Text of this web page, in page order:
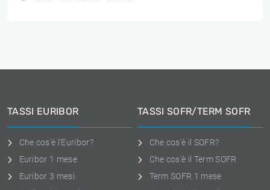
TASSI EURIBOR
Che cos'è l'Euribor?
Euribor 1 mese
Euribor 3 mesi
TASSI SOFR/TERM SOFR
Che cos'è il SOFR?
Che cos'è il Term SOFR
Term SOFR 1 mese